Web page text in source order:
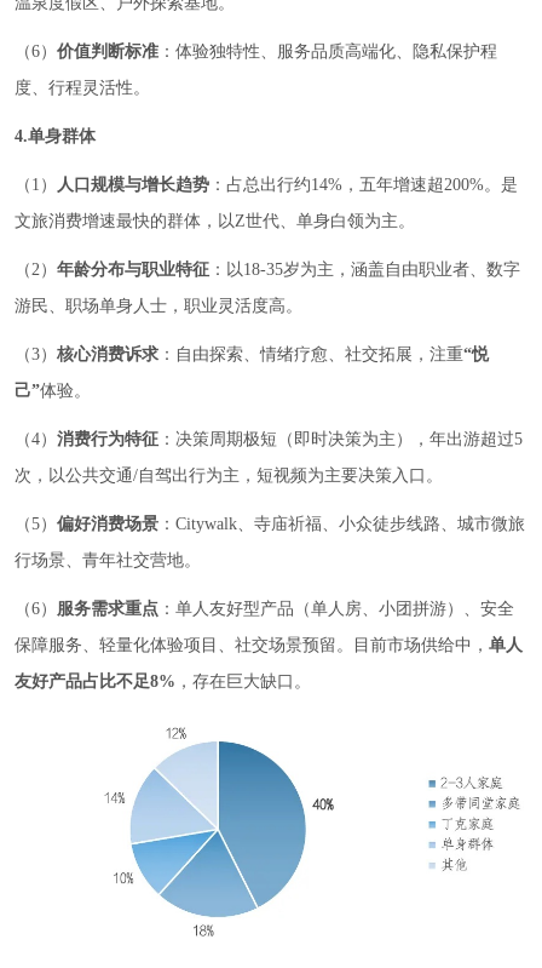
（6） 价值判断标准 ：体验独特性、服务品质高端化、隐私保护程
度、行程灵活性。
4.单身群体
（1） 人口规模与增长趋势 ：占总出行约14%，五年增速超200%。是
文旅消费增速最快的群体，以Z世代、单身白领为主。
（2） 年龄分布与职业特征 ：以18-35岁为主，涵盖自由职业者、数字
游民、职场单身人士，职业灵活度高。
（3） 核心消费诉求 ：自由探索、情绪疗愈、社交拓展，注重“悦
己”体验。
（4） 消费行为特征 ：决策周期极短（即时决策为主），年出游超过5
次，以公共交通/自驾出行为主，短视频为主要决策入口。
（5） 偏好消费场景 ：Citywalk、寺庙祈福、小众徒步线路、城市微旅
行场景、青年社交营地。
（6） 服务需求重点 ：单人友好型产品（单人房、小团拼游）、安全
保障服务、轻量化体验项目、社交场景预留。目前市场供给中， 单人
友好产品占比不足8% ，存在巨大缺口。